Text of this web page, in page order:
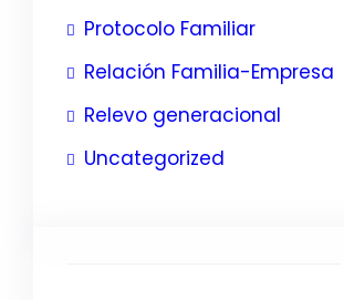
Protocolo Familiar
Relación Familia-Empresa
Relevo generacional
Uncategorized